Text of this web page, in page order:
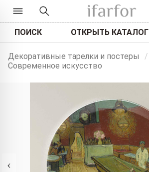
ПОИСК ОТКРЫТЬ КАТАЛОГ
Декоративные тарелки и постеры /
Современное искусство
‹